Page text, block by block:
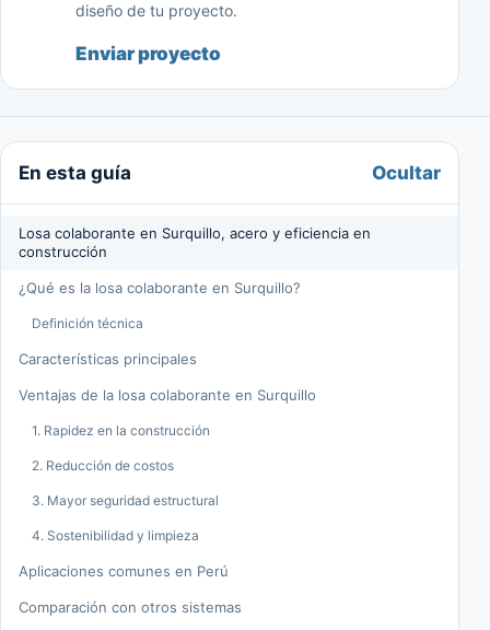
diseño de tu proyecto.
Enviar proyecto
En esta guía Ocultar
Losa colaborante en Surquillo, acero y eficiencia en
construcción
¿Qué es la losa colaborante en Surquillo?
Definición técnica
Características principales
Ventajas de la losa colaborante en Surquillo
1. Rapidez en la construcción
2. Reducción de costos
3. Mayor seguridad estructural
4. Sostenibilidad y limpieza
Aplicaciones comunes en Perú
Comparación con otros sistemas